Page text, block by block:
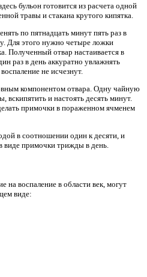
бульон готовится из расчета одной
травы и стакана крутого кипятка.
по пятнадцать минут пять раз в
Для этого нужно четыре ложки
Полученный отвар настаивается в
раз в день аккуратно увлажнять
не исчезнут.
компонентом отвара. Одну чайную
вскипятить и настоять десять минут.
примочки в пораженном ячменем
в соотношении один к десяти, и
виде примочки трижды в день.
на воспаление в области век, могут
виде: